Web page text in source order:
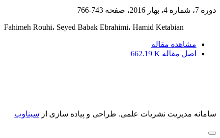
دوره 7، شماره 4، بهار 2016، صفحه 743-766
Fahimeh Rouhi، Seyed Babak Ebrahimi، Hamid Ketabian
مشاهده مقاله
اصل مقاله 662.19 K
سامانه مدیریت نشریات علمی. طراحی و پیاده سازی از سیناوب